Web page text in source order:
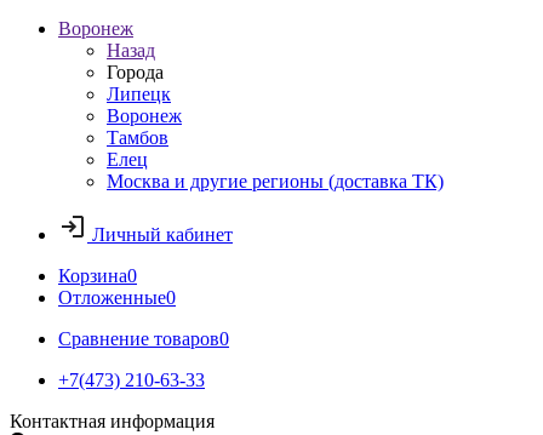
Воронеж
Назад
Города
Липецк
Воронеж
Тамбов
Елец
Москва и другие регионы (доставка ТК)
Личный кабинет
Корзина0
Отложенные0
Сравнение товаров0
+7(473) 210-63-33
Контактная информация